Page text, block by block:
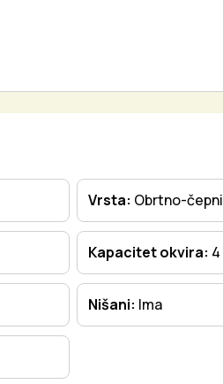
Vrsta: Obrtno-čepni
Kapacitet okvira: 4
Nišani: Ima